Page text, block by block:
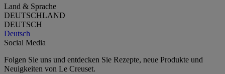
Land & Sprache
DEUTSCHLAND
DEUTSCH
Deutsch
Social Media
Folgen Sie uns und entdecken Sie Rezepte, neue Produkte und
Neuigkeiten von Le Creuset.